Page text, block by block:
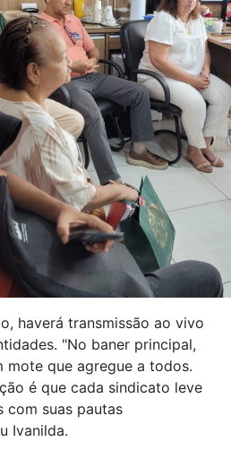
haverá transmissão ao vivo
"No baner principal,
mote que agregue a todos.
é que cada sindicato leve
com suas pautas
Ivanilda.